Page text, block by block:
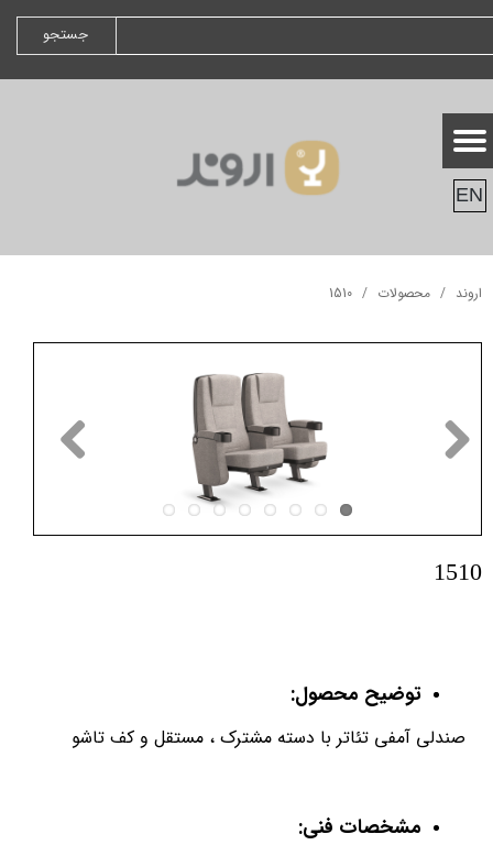
جستجو
EN
اروند محصولات 1510
1510
توضیح محصول:
صندلی آمفی تئاتر با دسته مشترک ، مستقل و کف تاشو
مشخصات فنی: